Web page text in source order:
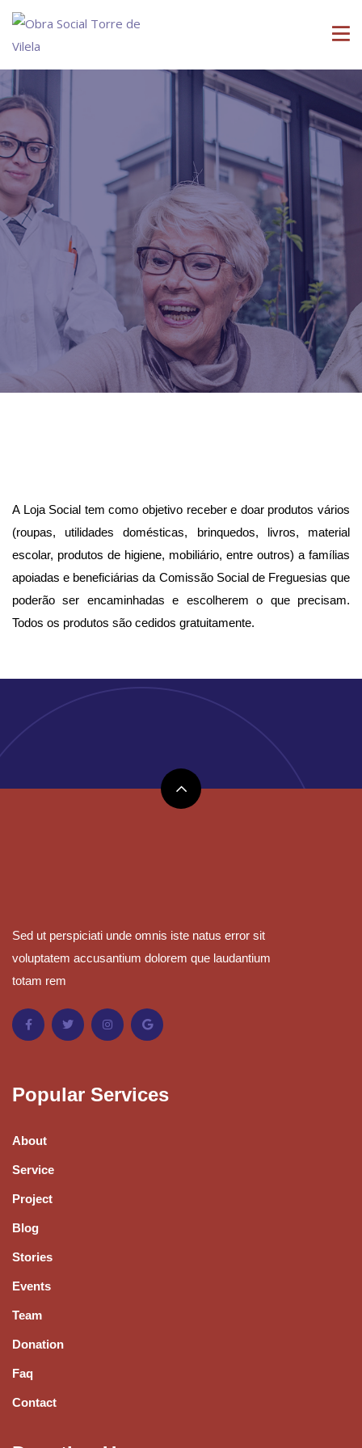
A Loja Social tem como objetivo receber e doar produtos vários
(roupas, utilidades domésticas, brinquedos, livros, material
escolar, produtos de higiene, mobiliário, entre outros) a famílias
apoiadas e beneficiárias da Comissão Social de Freguesias que
poderão ser encaminhadas e escolherem o que precisam.
Todos os produtos são cedidos gratuitamente.
Sed ut perspiciati unde omnis iste natus error sit
voluptatem accusantium dolorem que laudantium
totam rem
Popular Services
About
Service
Project
Blog
Stories
Events
Team
Donation
Faq
Contact